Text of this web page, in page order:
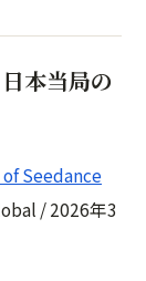
本当局の
Seedance
/ 2026年3